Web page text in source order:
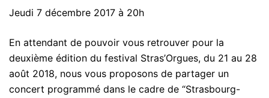
Jeudi 7 décembre 2017 à 20h
En attendant de pouvoir vous retrouver pour la
deuxième édition du festival Stras’Orgues, du 21 au 28
août 2018, nous vous proposons de partager un
concert programmé dans le cadre de “Strasbourg-